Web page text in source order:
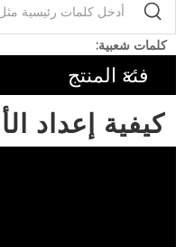
كلمات شعبية:
فئة المنتج
كيفية إعداد